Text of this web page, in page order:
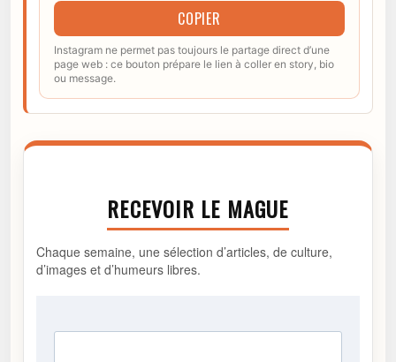
COPIER
Instagram ne permet pas toujours le partage direct d’une
page web : ce bouton prépare le lien à coller en story, bio
ou message.
RECEVOIR LE MAGUE
Chaque semaine, une sélection d’articles, de culture,
d’images et d’humeurs libres.